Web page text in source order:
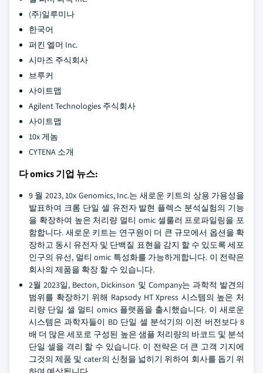
(주)일루미나
한국어
퍼킨 엘머 Inc.
시마즈 주식회사
브루커
사이트맵
Agilent Technologies 주식회사
사이트맵
10x 게놈
CYTENA 소개
다 omics 기업 뉴스:
9 월 2023, 10x Genomics, Inc.는 새로운 키트의 상용 가용성을
발표하여 크롬 단일 셀 유전자 발현 플렉스 분석실험의 기능
을 확장하여 높은 처리량 멀티 omic 셀룰러 프로파일링을 포
함합니다. 새로운 키트는 연구원이 더 큰 규모에서 옵션을 확
장하고 동시 유전자 및 단백질 표현을 감지 할 수 있도록 세포
인구의 유선, 멀티 omic 특성화를 가능하게합니다. 이 전략은
회사의 제품을 확장 할 수 있습니다.
2월 2023일, Becton, Dickinson 및 Company는 과학적 발견의
범위를 확장하기 위해 Rapsody HT Xpress 시스템의 높은 처
리량 단일 셀 멀티 omics 플랫폼을 출시했습니다. 이 새로운
시스템은 과학자들이 BD 단일 셀 분석기의 이전 버전보다 8
배 더 많은 세포로 구성된 높은 샘플 처리량의 바코드 및 분석
단일 셀을 격리 할 수 있습니다. 이 전략은 더 큰 고객 기지에
그것의 제품 및 cater의 신청을 넓히기 위하여 회사를 돕기 위